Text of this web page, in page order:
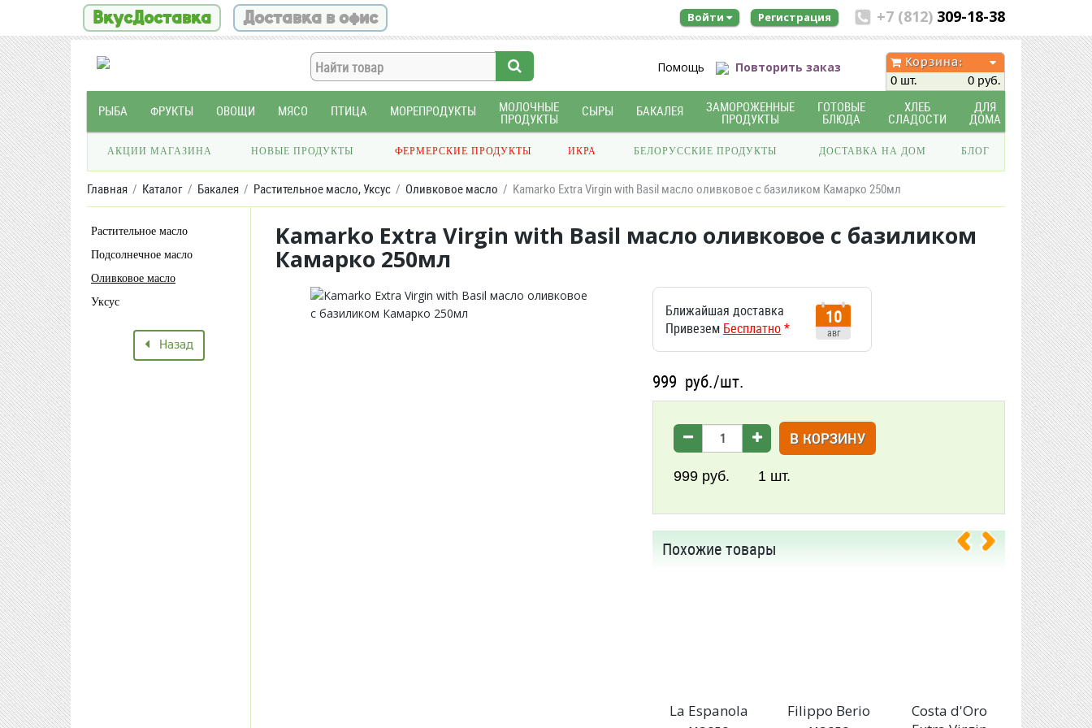
ВкусДоставка Доставка в офис +7 (812) 309-18-38
Войти Регистрация
Помощь Повторить заказ
Корзина:
0 шт.
0 руб.
РЫБА ФРУКТЫ ОВОЩИ МЯСО ПТИЦА МОРЕПРОДУКТЫ МОЛОЧНЫЕ
ПРОДУКТЫ
СЫРЫ БАКАЛЕЯ ЗАМОРОЖЕННЫЕ
ПРОДУКТЫ
ГОТОВЫЕ
БЛЮДА
ХЛЕБ
СЛАДОСТИ
ДЛЯ
ДОМА
АКЦИИ МАГАЗИНА НОВЫЕ ПРОДУКТЫ ФЕРМЕРСКИЕ ПРОДУКТЫ ИКРА БЕЛОРУССКИЕ ПРОДУКТЫ ДОСТАВКА НА ДОМ БЛОГ
Главная Каталог Бакалея Растительное масло, Уксус Оливковое масло Kamarko Extra Virgin with Basil масло оливковое c базиликом Камарко 250мл
Растительное масло
Подсолнечное масло
Оливковое масло
Уксус
Назад
Kamarko Extra Virgin with Basil масло оливковое c базиликом
Камарко 250мл
Ближайшая доставка
Привезем Бесплатно*
10
авг
999 руб./шт.
В КОРЗИНУ
999 руб. 1 шт.
Похожие товары
La Espanola
Filippo Berio
Costa d'Oro
Basso